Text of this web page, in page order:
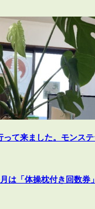
て来ました。モンステ
は「体操枕付き回数券